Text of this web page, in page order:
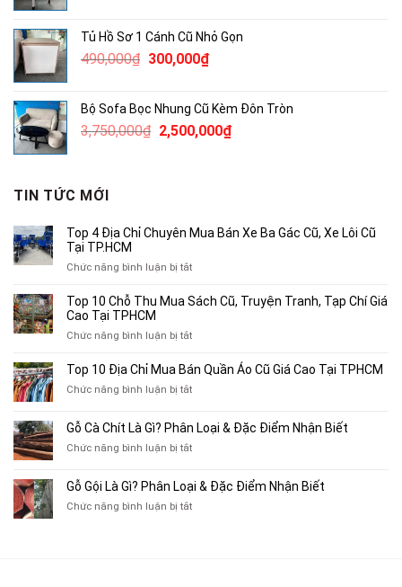
2,300,000₫.là:
Tủ Hồ Sơ 1 Cánh Cũ Nhỏ Gọn
490,000₫ Giá
490,000₫.
300,000₫Giá
là:
300,000₫.
Bộ Sofa Bọc Nhung Cũ Kèm Đôn Tròn
3,750,000₫ Giá
2,500,000₫Giá
TIN TỨC MỚI
Top 4 Địa Chỉ Chuyên Mua Bán Xe Ba Gác Cũ, Xe Lôi Cũ
Tại TP.HCM
Chức năng bình luận bị tắtở
4
Chuyên
Bán
Xe
Cũ,
Xe
Cũ
TP.HCM
Top 10 Chỗ Thu Mua Sách Cũ, Truyện Tranh, Tạp Chí Giá
Cao Tại TPHCM
Chức năng bình luận bị tắtở
10
Thu
Sách
Tạp
Chí
Top 10 Địa Chỉ Mua Bán Quần Áo Cũ Giá Cao Tại TPHCM
Chức năng bình luận bị tắtở
Địa
Chỉ
Bán
Áo
Gỗ Cà Chít Là Gì? Phân Loại & Đặc Điểm Nhận Biết
Chức năng bình luận bị tắtở
Chít
Là
Gỗ Gội Là Gì? Phân Loại & Đặc Điểm Nhận Biết
Chức năng bình luận bị tắtở